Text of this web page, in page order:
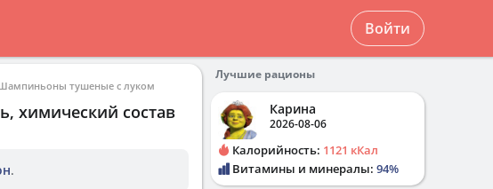
Войти
тушеные с луком
химический состав
.
Лучшие рационы
Карина
2026-08-06
Калорийность: 1121 кКал
Витамины и минералы: 94%